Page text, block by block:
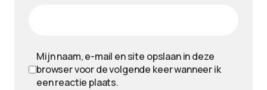
Mijn naam, e-mail en site opslaan in deze
browser voor de volgende keer wanneer ik
een reactie plaats.